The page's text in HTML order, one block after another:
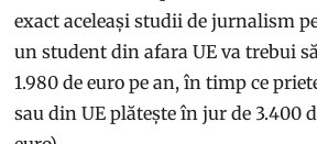
exact aceleași studii de jurnalism
un student din afara UE va trebui
1.980 de euro pe an, în timp ce
sau din UE plătește în jur de 3.400